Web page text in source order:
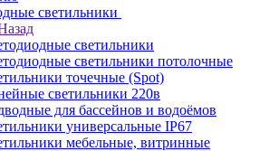
светильники
светильники
светильники потолочные
точечные (Spot)
светильники 220в
для бассейнов и водоёмов
универсальные IP67
мебельные, витринные